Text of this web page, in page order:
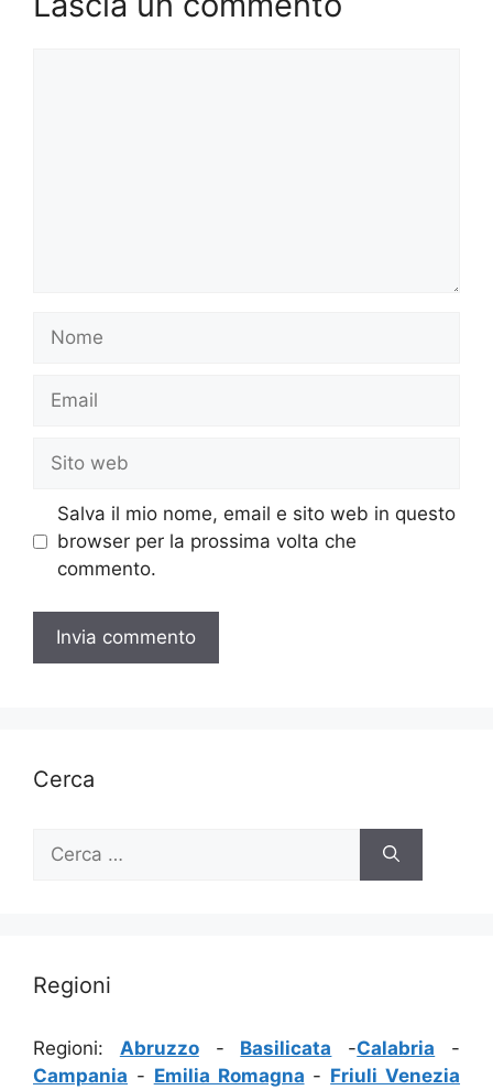
Nome
Email
Sito
web
Salva il mio nome, email e sito web in questo
browser per la prossima volta che
commento.
Cerca
per:
Regioni
Regioni: Abruzzo- Basilicata -Calabria -
Campania - Emilia Romagna - Friuli Venezia